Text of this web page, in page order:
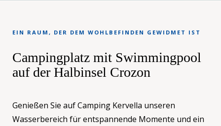
EIN RAUM, DER DEM WOHLBEFINDEN GEWIDMET IST
Campingplatz mit Swimmingpool
auf der Halbinsel Crozon
Genießen Sie auf Camping Kervella unseren
Wasserbereich für entspannende Momente und ein